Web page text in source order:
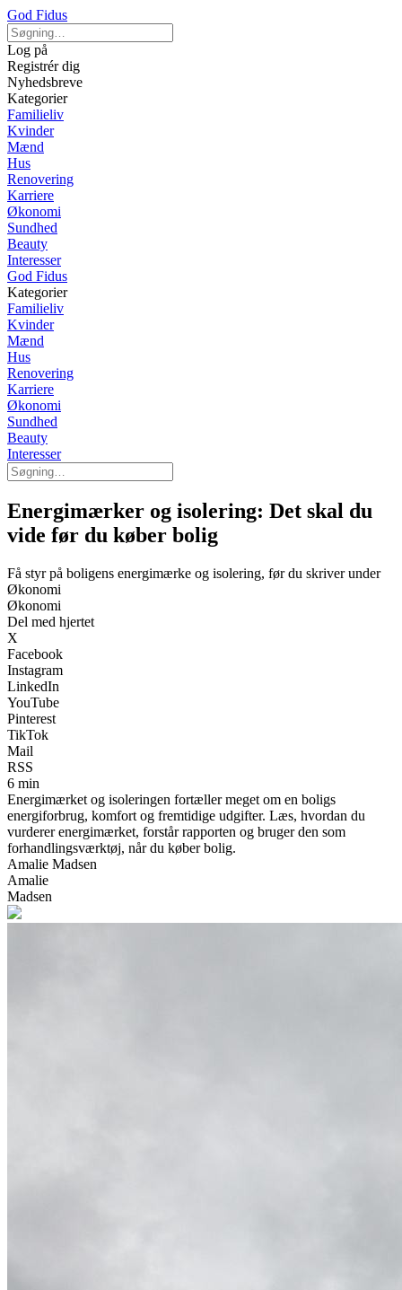
God Fidus
Log på
Registrér dig
Nyhedsbreve
Kategorier
Familieliv
Kvinder
Mænd
Hus
Renovering
Karriere
Økonomi
Sundhed
Beauty
Interesser
God Fidus
Kategorier
Familieliv
Kvinder
Mænd
Hus
Renovering
Karriere
Økonomi
Sundhed
Beauty
Interesser
Energimærker og isolering: Det skal du
vide før du køber bolig
Få styr på boligens energimærke og isolering, før du skriver under
Økonomi
Økonomi
Del med hjertet
X
Facebook
Instagram
LinkedIn
YouTube
Pinterest
TikTok
Mail
RSS
6 min
Energimærket og isoleringen fortæller meget om en boligs
energiforbrug, komfort og fremtidige udgifter. Læs, hvordan du
vurderer energimærket, forstår rapporten og bruger den som
forhandlingsværktøj, når du køber bolig.
Amalie Madsen
Amalie
Madsen